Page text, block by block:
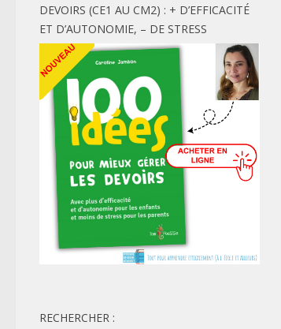
DEVOIRS (CE1 AU CM2) : + D’EFFICACITÉ
ET D’AUTONOMIE, – DE STRESS
RECHERCHER :